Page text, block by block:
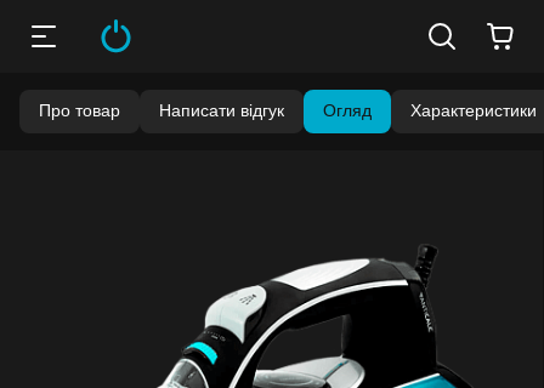
Про товар Написати відгук Огляд Характеристики